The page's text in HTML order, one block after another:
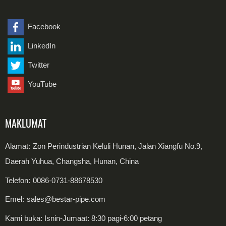
Paip Kimpalan Keluli Dupleks
Plat Keluli Tahan Karat
Gegelung Keluli Karbon
Gegelung Keluli Tahan Karat
Facebook
LinkedIn
Twitter
YouTube
MAKLUMAT
Alamat: Zon Perindustrian Keluli Hunan, Jalan Xiangfu No.9,
Daerah Yuhua, Changsha, Hunan, China
Telefon: 0086-0731-88678530
Emel: sales@bestar-pipe.com
Kami buka: Isnin-Jumaat: 8:30 pagi-6:00 petang